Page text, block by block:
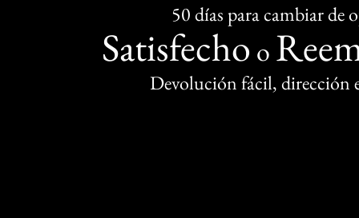
50 días para cambiar de
Satisfecho o
Devolución fácil, dirección